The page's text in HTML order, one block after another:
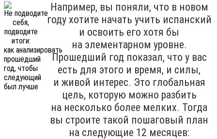
Например, вы поняли, что в новом
году хотите начать учить испанский
и освоить его хотя бы
на элементарном уровне.
Прошедший год показал, что у вас
есть для этого и время, и силы,
и живой интерес. Это глобальная
цель, которую можно разбить
на несколько более мелких. Тогда
вы строите такой пошаговый план
на следующие 12 месяцев: